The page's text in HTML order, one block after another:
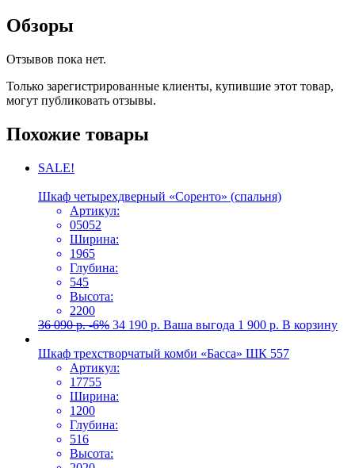
Обзоры
Отзывов пока нет.
Только зарегистрированные клиенты, купившие этот товар,
могут публиковать отзывы.
Похожие товары
SALE!
Шкаф четырехдверный «Соренто» (спальня)
Артикул:
05052
Ширина:
1965
Глубина:
545
Высота:
2200
36 090р. -6% 34 190 р. Ваша выгода 1 900 р. В корзину
Шкаф трехстворчатый комби «Басса» ШК 557
Артикул:
17755
Ширина:
1200
Глубина:
516
Высота: